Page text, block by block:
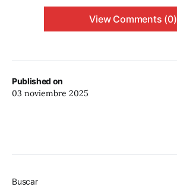
Published on
03 noviembre 2025
View Comments (0)
Buscar